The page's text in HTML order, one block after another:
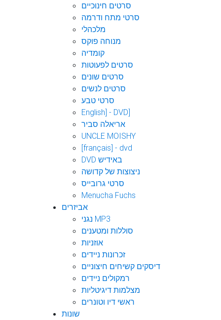
סרטים חינוכיים
סרטי מתח ודרמה
מלכהלי
מנוחה פוקס
קומדיה
סרטים לפעוטות
סרטים שונים
סרטים לנשים
סרטי טבע
English] - DVD]
אריאלה סביר
UNCLE MOISHY
[français] - dvd
DVD באידיש
ניצוצות של קדושה
סרטי גרובייס
Menucha Fuchs
אביזרים
נגני MP3
סוללות ומטענים
אוזניות
זכרונות ניידים
דיסקים קשיחים חיצוניים
רמקולים ניידים
מצלמות דיגיטליות
ראשי דיו וטונרים
שונות